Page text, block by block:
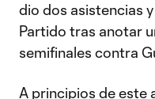
dio dos asistencias
Partido tras anotar
semifinales contra
A principios de este